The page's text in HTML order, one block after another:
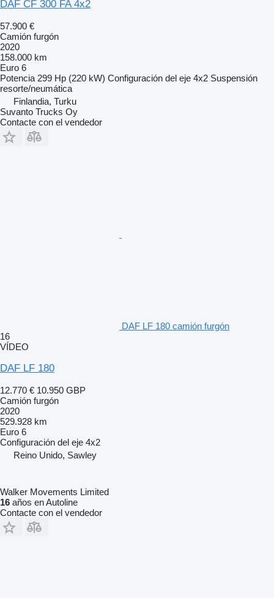
DAF CF 300 FA 4x2
57.900 €
Camión furgón
2020
158.000 km
Euro 6
Potencia 299 Hp (220 kW) Configuración del eje 4x2 Suspensión
resorte/neumática
Finlandia, Turku
Suvanto Trucks Oy
Contacte con el vendedor
DAF LF 180 camión furgón
16
VÍDEO
DAF LF 180
12.770 € 10.950 GBP
Camión furgón
2020
529.928 km
Euro 6
Configuración del eje 4x2
Reino Unido, Sawley
Walker Movements Limited
16 años en Autoline
Contacte con el vendedor